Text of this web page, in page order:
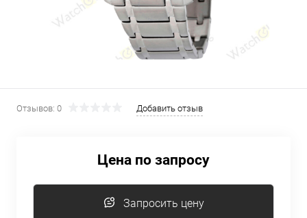
Отзывов: 0 Добавить отзыв
Цена по запросу
Запросить цену